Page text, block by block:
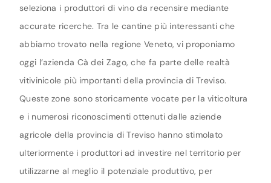
seleziona i produttori di vino da recensire mediante
accurate ricerche. Tra le cantine più interessanti che
abbiamo trovato nella regione Veneto, vi proponiamo
oggi l’azienda Cà dei Zago, che fa parte delle realtà
vitivinicole più importanti della provincia di Treviso.
Queste zone sono storicamente vocate per la viticoltura
e i numerosi riconoscimenti ottenuti dalle aziende
agricole della provincia di Treviso hanno stimolato
ulteriormente i produttori ad investire nel territorio per
utilizzarne al meglio il potenziale produttivo, per